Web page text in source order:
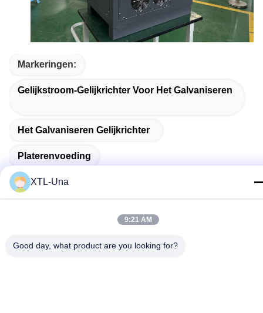
Markeringen:
Gelijkstroom-Gelijkrichter Voor Het Galvaniseren
Het Galvaniseren Gelijkrichter
Platerenvoeding
XTL-Una
9:21 AM
Good day, what product are you looking for?